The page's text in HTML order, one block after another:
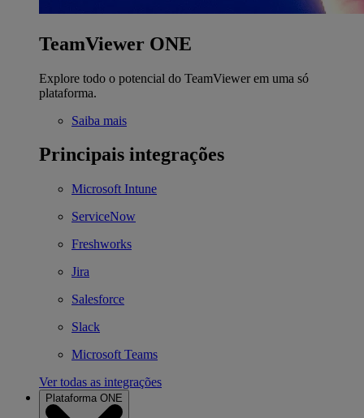
TeamViewer ONE
Explore todo o potencial do TeamViewer em uma só
plataforma.
Saiba mais
Principais integrações
Microsoft Intune
ServiceNow
Freshworks
Jira
Salesforce
Slack
Microsoft Teams
Ver todas as integrações
Plataforma ONE